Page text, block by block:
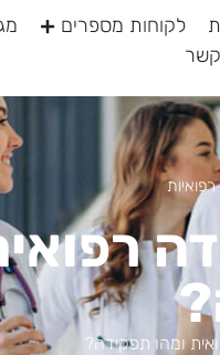
לקוחות מספרים
רפואיות
ומהו תפקידה?